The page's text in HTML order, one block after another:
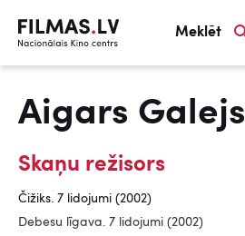
Meklēt
Aigars Galejs
Skaņu režisors
Čižiks. 7 lidojumi (2002)
Debesu līgava. 7 lidojumi (2002)